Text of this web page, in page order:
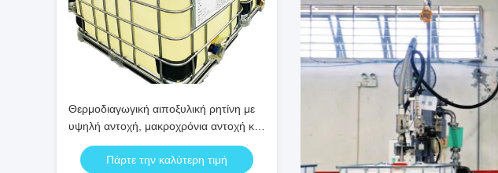
Θερμοδιαγωγική αιποξυλική ρητίνη με
υψηλή αντοχή, μακροχρόνια αντοχή και
ισχυρή μονωτική απόδοση για CT PT
Πάρτε την καλύτερη τιμή